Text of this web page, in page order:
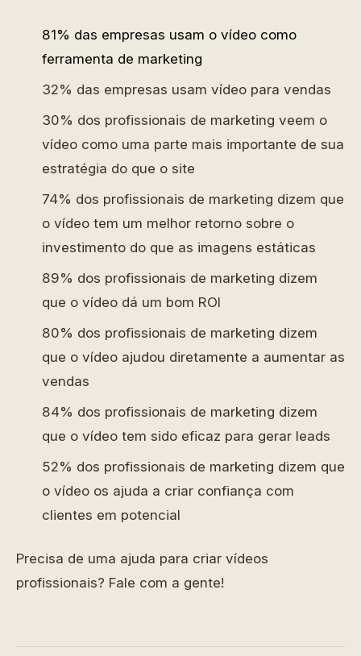
81% das empresas usam o vídeo como
ferramenta de marketing
32% das empresas usam vídeo para vendas
30% dos profissionais de marketing veem o
vídeo como uma parte mais importante de sua
estratégia do que o site
74% dos profissionais de marketing dizem que
o vídeo tem um melhor retorno sobre o
investimento do que as imagens estáticas
89% dos profissionais de marketing dizem
que o vídeo dá um bom ROI
80% dos profissionais de marketing dizem
que o vídeo ajudou diretamente a aumentar as
vendas
84% dos profissionais de marketing dizem
que o vídeo tem sido eficaz para gerar leads
52% dos profissionais de marketing dizem que
o vídeo os ajuda a criar confiança com
clientes em potencial
Precisa de uma ajuda para criar vídeos
profissionais? Fale com a gente!